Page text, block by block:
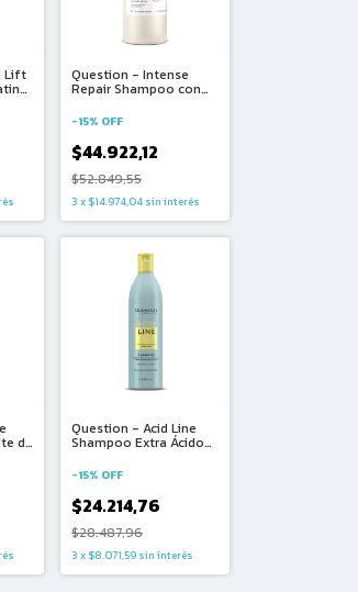
Lift Question - Intense
Repair Shampoo con
Uva (1500ml)
-15% OFF
$44.922,12
$52.849,55
3 x $14.974,04 sin interés
de
Question - Acid Line
Shampoo Extra Ácido
-15% OFF
$24.214,76
$28.487,96
3 x $8.071,59 sin interés